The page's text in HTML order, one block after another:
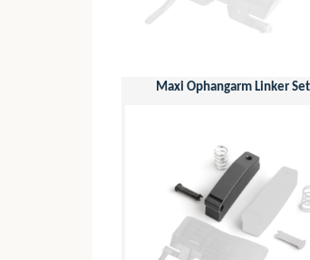
Maxi Ophangarm Linker Set